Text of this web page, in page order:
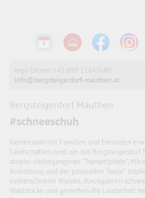
Ingo Ortner: +43 699 12647680
info@bergsteigerdorf-mauthen.at
Bergsteigerdorf Mauthen
#schneeschuh
Gemeinsam mit Familien und Freunden
Landschaften rund um das Bergsteigerdorf
abseits vielbegangener "Trampelpfade". Mit
Ausrüstung und der passenden "Jause"
tiefverschneite Wiesen, durchqueren
Waldstücke und genießen die Landschaft